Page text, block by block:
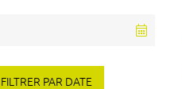
FILTRER PAR DATE